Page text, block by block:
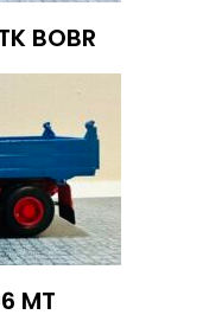
BOBR
MT